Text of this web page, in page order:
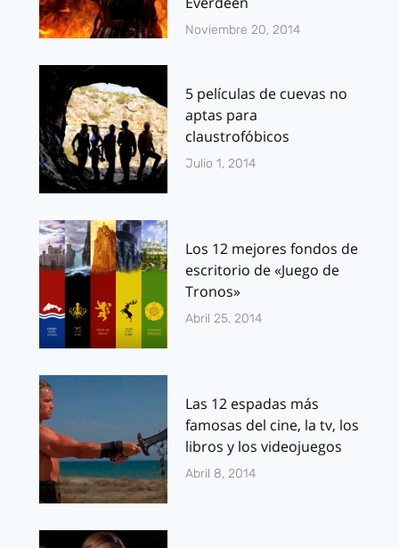
Noviembre 20, 2014
5 películas de cuevas no
aptas para
claustrofóbicos
Julio 1, 2014
Los 12 mejores fondos de
escritorio de «Juego de
Tronos»
Abril 25, 2014
Las 12 espadas más
famosas del cine, la tv, los
libros y los videojuegos
Abril 8, 2014